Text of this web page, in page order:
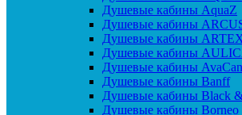
Душевые кабины AquaZ
Душевые кабины
Душевые кабины
Душевые кабины
Душевые кабины AvaCan
Душевые кабины Banff
Душевые кабины Black
Душевые кабины Borneo